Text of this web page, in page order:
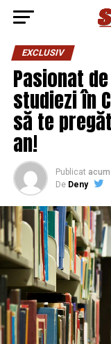
EXCLUSIV
Pasionat
studiezi în
să te
an!
Publicat
De Deny